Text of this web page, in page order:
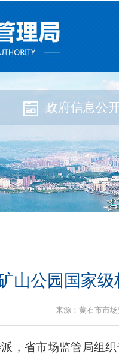
政府信息公
山公园国家
来源：黄石市市
，省市场监管局组